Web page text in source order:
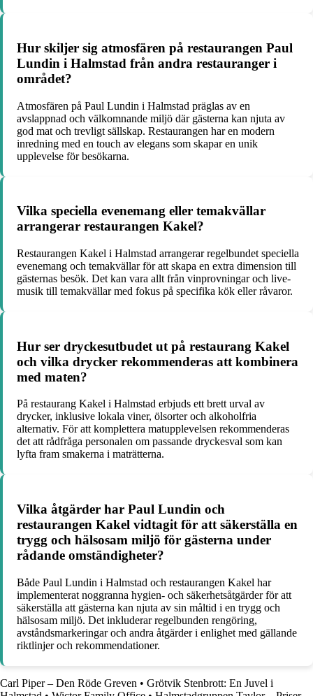
Hur skiljer sig atmosfären på restaurangen Paul
Lundin i Halmstad från andra restauranger i
området?
Atmosfären på Paul Lundin i Halmstad präglas av en
avslappnad och välkomnande miljö där gästerna kan njuta av
god mat och trevligt sällskap. Restaurangen har en modern
inredning med en touch av elegans som skapar en unik
upplevelse för besökarna.
Vilka speciella evenemang eller temakvällar
arrangerar restaurangen Kakel?
Restaurangen Kakel i Halmstad arrangerar regelbundet speciella
evenemang och temakvällar för att skapa en extra dimension till
gästernas besök. Det kan vara allt från vinprovningar och live-
musik till temakvällar med fokus på specifika kök eller råvaror.
Hur ser dryckesutbudet ut på restaurang Kakel
och vilka drycker rekommenderas att kombinera
med maten?
På restaurang Kakel i Halmstad erbjuds ett brett urval av
drycker, inklusive lokala viner, ölsorter och alkoholfria
alternativ. För att komplettera matupplevelsen rekommenderas
det att rådfråga personalen om passande dryckesval som kan
lyfta fram smakerna i maträtterna.
Vilka åtgärder har Paul Lundin och
restaurangen Kakel vidtagit för att säkerställa en
trygg och hälsosam miljö för gästerna under
rådande omständigheter?
Både Paul Lundin i Halmstad och restaurangen Kakel har
implementerat noggranna hygien- och säkerhetsåtgärder för att
säkerställa att gästerna kan njuta av sin måltid i en trygg och
hälsosam miljö. Det inkluderar regelbunden rengöring,
avståndsmarkeringar och andra åtgärder i enlighet med gällande
riktlinjer och rekommendationer.
Carl Piper – Den Röde Greven • Grötvik Stenbrott: En Juvel i